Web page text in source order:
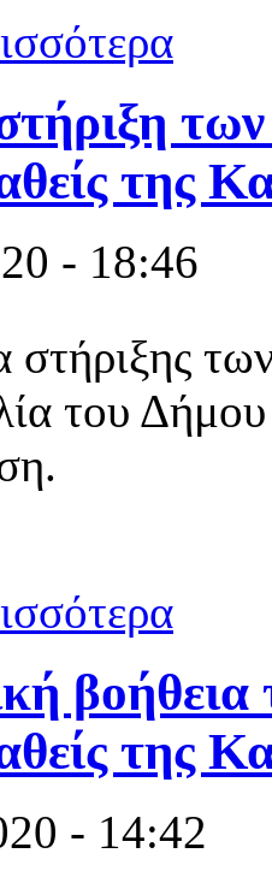
της
- 18:46
στήριξης
του
της
- 14:42